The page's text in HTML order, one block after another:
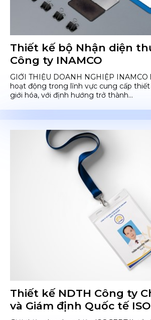
Thiết kế bộ Nhận diện
Công ty INAMCO
GIỚI THIỆU DOANH NGHIỆP INAMCO
hoạt động trong lĩnh vực cung cấp thiết
giới hóa, với định hướng trở thành...
Thiết kế NDTH Công ty
và Giám định Quốc tế